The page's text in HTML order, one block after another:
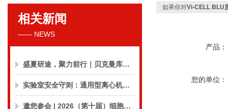
相关新闻
—— NEWS
盛夏研途，聚力前行｜贝克曼库尔特生命科学8月活动预告
实验室安全守则：通用型离心机操作与保养的10个要点
邀您参会 | 2026（第十届）细胞外囊泡合规与临床应用大会
如果你对Vi-CELL BLU
产品：
您的单位：